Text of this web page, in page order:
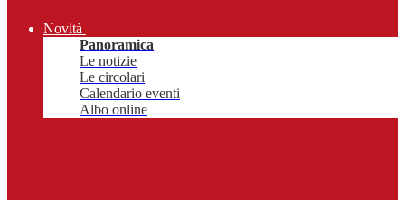
Novità
Panoramica
Le notizie
Le circolari
Calendario eventi
Albo online